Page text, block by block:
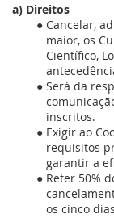
a) Direitos
Cancelar,
maior, os
Científico,
Será da
inscritos.
Exigir ao
requisitos
garantir a
Reter 50%
os cinco